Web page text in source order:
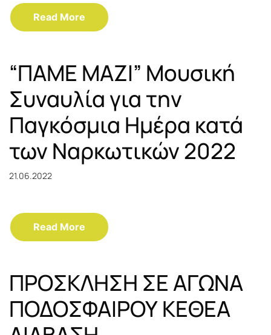
Read More
“ΠΑΜΕ ΜΑΖΙ” Μουσική
Συναυλία για την
Παγκόσμια Ημέρα κατά
των Ναρκωτικών 2022
21.06.2022
Read More
ΠΡΟΣΚΛΗΣΗ ΣΕ ΑΓΩΝΑ
ΠΟΔΟΣΦΑΙΡΟΥ ΚΕΘΕΑ